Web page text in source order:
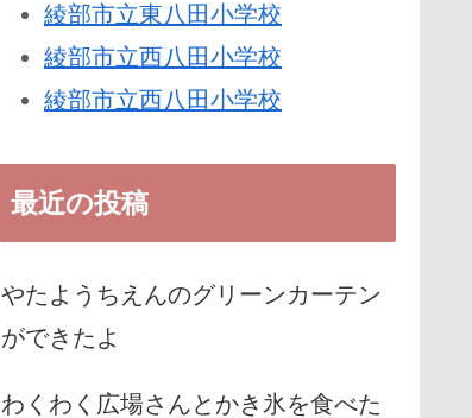
綾部市立東八田小学校
綾部市立西八田小学校
綾部市立西八田小学校
最近の投稿
やたようちえんのグリーンカーテン
ができたよ
わくわく広場さんとかき氷を食べた